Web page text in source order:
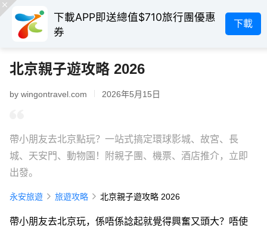
下載APP即送總值$710旅行團優惠
券
下載
北京親子遊攻略 2026
by wingontravel.com 2026年5月15日
帶小朋友去北京點玩？一站式搞定環球影城、故宮、長
城、天安門、動物園！附親子團、機票、酒店推介，立即
出發。
永安旅遊 旅遊攻略 北京親子遊攻略 2026
帶小朋友去北京玩，係唔係諗起就覺得興奮又頭大？唔使